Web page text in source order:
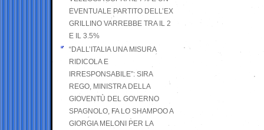
EVENTUALE PARTITO DELL’EX
GRILLINO VARREBBE TRA IL 2
E IL 3.5%
“DALL’ITALIA UNA MISURA
RIDICOLA E
IRRESPONSABILE”: SIRA
REGO, MINISTRA DELLA
GIOVENTÙ DEL GOVERNO
SPAGNOLO, FA LO SHAMPOO A
GIORGIA MELONI PER LA